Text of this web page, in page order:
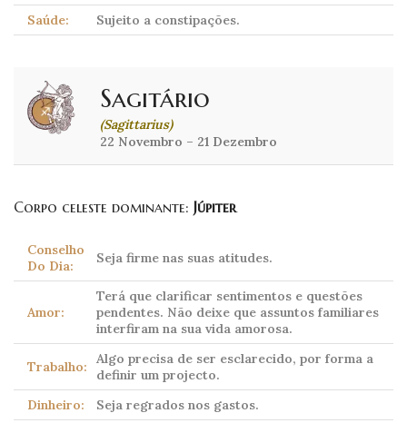
Saúde:
Sujeito a constipações.
Sagitário
(Sagittarius)
22 Novembro – 21 Dezembro
Corpo celeste dominante: Júpiter
Conselho
Do Dia:
Seja firme nas suas atitudes.
Amor:
Terá que clarificar sentimentos e questões
pendentes. Não deixe que assuntos familiares
interfiram na sua vida amorosa.
Trabalho:
Algo precisa de ser esclarecido, por forma a
definir um projecto.
Dinheiro:
Seja regrados nos gastos.